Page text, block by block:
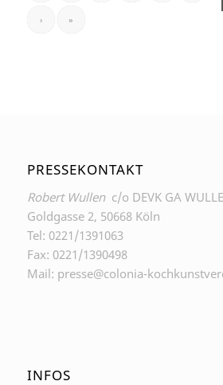
› »
PRESSEKONTAKT
Robert Wullen c/o DEVK GA
Goldgasse 2, 50668 Köln
Tel: 0221/1391063
Fax: 0221/1390498
Mail: presse@colonia-
INFOS